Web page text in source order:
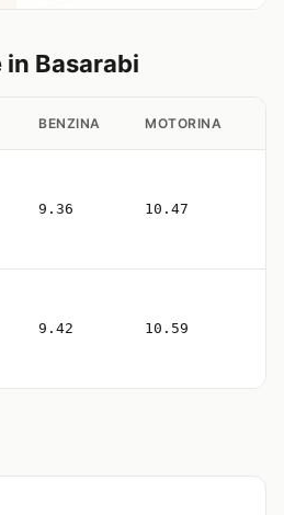
Basarabi
BENZINA MOTORINA
9.36 10.47
9.42 10.59